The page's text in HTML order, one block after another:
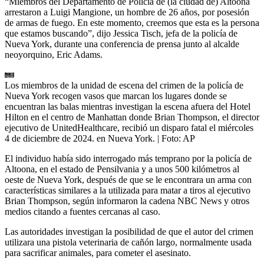
arrestaron a Luigi Mangione, un hombre de 26 años, por posesión
de armas de fuego. En este momento, creemos que esta es la persona
que estamos buscando”, dijo Jessica Tisch, jefa de la policía de
Nueva York, durante una conferencia de prensa junto al alcalde
neoyorquino, Eric Adams.
Los miembros de la unidad de escena del crimen de la policía de
Nueva York recogen vasos que marcan los lugares donde se
encuentran las balas mientras investigan la escena afuera del Hotel
Hilton en el centro de Manhattan donde Brian Thompson, el director
ejecutivo de UnitedHealthcare, recibió un disparo fatal el miércoles
4 de diciembre de 2024. en Nueva York. | Foto: AP
El individuo había sido interrogado más temprano por la policía de
Altoona, en el estado de Pensilvania y a unos 500 kilómetros al
oeste de Nueva York, después de que se le encontrara un arma con
características similares a la utilizada para matar a tiros al ejecutivo
Brian Thompson, según informaron la cadena NBC News y otros
medios citando a fuentes cercanas al caso.
Las autoridades investigan la posibilidad de que el autor del crimen
utilizara una pistola veterinaria de cañón largo, normalmente usada
para sacrificar animales, para cometer el asesinato.